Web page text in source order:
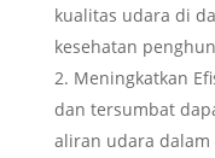
kualitas udara di
kesehatan
Meningkatkan
dan tersumbat
aliran udara dalam